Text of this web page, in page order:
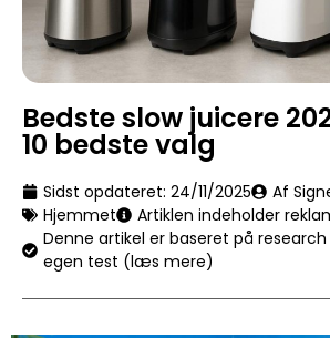
Bedste slow juicere
10 bedste valg
Sidst opdateret: 24/11/2025
Af
Hjemmet
Artiklen indeholder
Denne artikel er baseret på
egen test (læs mere)